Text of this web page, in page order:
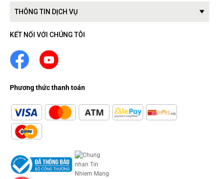
THÔNG TIN DỊCH VỤ
KẾT NỐI VỚI CHÚNG TÔI
Phương thức thanh toán